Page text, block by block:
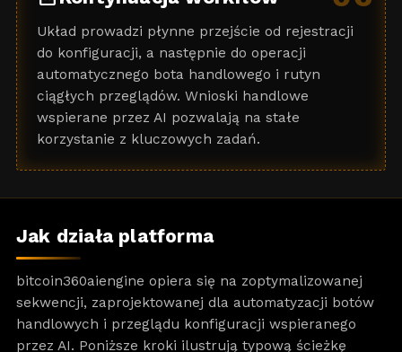
Układ prowadzi płynne przejście od rejestracji
do konfiguracji, a następnie do operacji
automatycznego bota handlowego i rutyn
ciągłych przeglądów. Wnioski handlowe
wspierane przez AI pozwalają na stałe
korzystanie z kluczowych zadań.
Jak działa platforma
bitcoin360aiengine opiera się na zoptymalizowanej
sekwencji, zaprojektowanej dla automatyzacji botów
handlowych i przeglądu konfiguracji wspieranego
przez AI. Poniższe kroki ilustrują typową ścieżkę